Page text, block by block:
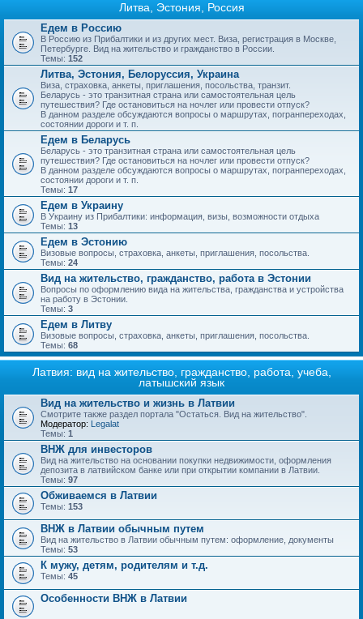
Литва, Эстония, Россия
Едем в Россию
В Россию из Прибалтики и из других мест. Виза, регистрация в Москве,
Петербурге. Вид на жительство и гражданство в России.
Темы: 152
Литва, Эстония, Белоруссия, Украина
Виза, страховка, анкеты, приглашения, посольства, транзит.
Беларусь - это транзитная страна или самостоятельная цель
путешествия? Где остановиться на ночлег или провести отпуск?
В данном разделе обсуждаются вопросы о маршрутах, погранпереходах,
состоянии дороги и т. п.
Едем в Беларусь
Беларусь - это транзитная страна или самостоятельная цель
путешествия? Где остановиться на ночлег или провести отпуск?
В данном разделе обсуждаются вопросы о маршрутах, погранпереходах,
состоянии дороги и т. п.
Темы: 17
Едем в Украину
В Украину из Прибалтики: информация, визы, возможности отдыха
Темы: 13
Едем в Эстонию
Визовые вопросы, страховка, анкеты, приглашения, посольства.
Темы: 24
Вид на жительство, гражданство, работа в Эстонии
Вопросы по оформлению вида на жительства, гражданства и устройства
на работу в Эстонии.
Темы: 3
Едем в Литву
Визовые вопросы, страховка, анкеты, приглашения, посольства.
Темы: 68
Латвия: вид на жительство, гражданство, работа, учеба,
латышский язык
Вид на жительство и жизнь в Латвии
Смотрите также раздел портала "Остаться. Вид на жительство".
Модератор:
Legalat
Темы: 1
ВНЖ для инвесторов
Вид на жительство на основании покупки недвижимости, оформления
депозита в латвийском банке или при открытии компании в Латвии.
Темы: 97
Обживаемся в Латвии
Темы: 153
ВНЖ в Латвии обычным путем
Вид на жительство в Латвии обычным путем: оформление, документы
Темы: 53
К мужу, детям, родителям и т.д.
Темы: 45
Особенности ВНЖ в Латвии